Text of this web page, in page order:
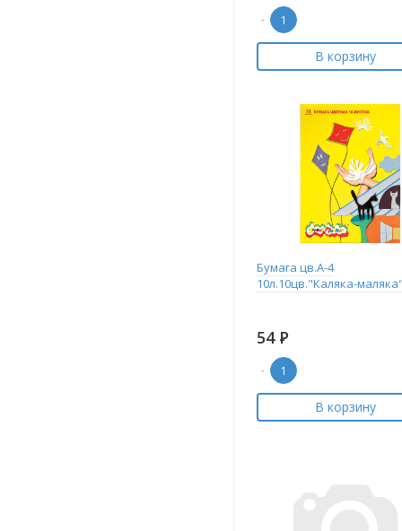
-
В корзину
Бумага цв.А-4
10л.10цв."Каляка-
54 Р
-
В корзину